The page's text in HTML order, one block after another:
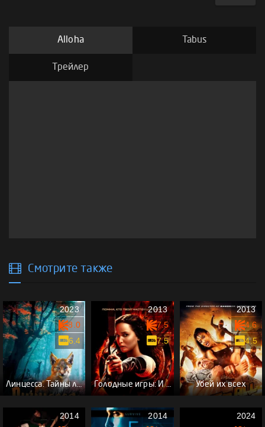
Alloha Tabus
Трейлер
Смотрите также
Линцесса. Тайны леса
2023
8.0
6.4
Голодные игры: И вспыхнет пламя
2013
7.5
7.5
Убей их всех
2013
4.6
4.5
2014
2014
2024